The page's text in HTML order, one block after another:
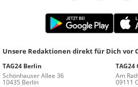
Unsere Redaktionen direkt für Dich vor
TAG24 Berlin
Schönhauser Allee 36
10435 Berlin
Am
09111